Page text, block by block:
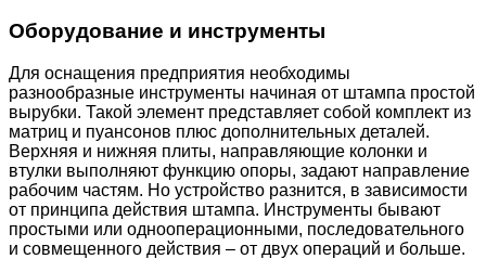
Оборудование и инструменты
Для оснащения предприятия необходимы
разнообразные инструменты начиная от штампа простой
вырубки. Такой элемент представляет собой комплект из
матриц и пуансонов плюс дополнительных деталей.
Верхняя и нижняя плиты, направляющие колонки и
втулки выполняют функцию опоры, задают направление
рабочим частям. Но устройство разнится, в зависимости
от принципа действия штампа. Инструменты бывают
простыми или однооперационными, последовательного
и совмещенного действия – от двух операций и больше.